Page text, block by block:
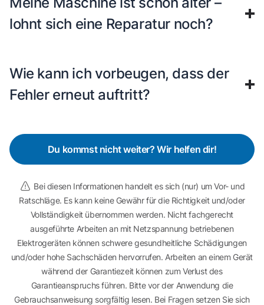
lohnt sich eine Reparatur noch?
Wie kann ich vorbeugen, dass der
Fehler erneut auftritt?
Du kommst nicht weiter? Wir helfen dir!
Bei diesen Informationen handelt es sich (nur) um Vor- und
Ratschläge. Es kann keine Gewähr für die Richtigkeit und/oder
Vollständigkeit übernommen werden. Nicht fachgerecht
ausgeführte Arbeiten an mit Netzspannung betriebenen
Elektrogeräten können schwere gesundheitliche Schädigungen
und/oder hohe Sachschäden hervorrufen. Arbeiten an einem Gerät
während der Garantiezeit können zum Verlust des
Garantieanspruchs führen. Bitte vor der Anwendung die
Gebrauchsanweisung sorgfältig lesen. Bei Fragen setzen Sie sich